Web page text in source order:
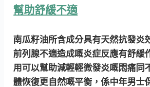
幫助舒緩不適
南瓜籽油所含成分具有天然抗發炎
前列腺不適造成嘅炎症反應有舒緩
用可以幫助減輕輕微發炎嘅悶痛同
體恢復更自然嘅平衡，係中年男士